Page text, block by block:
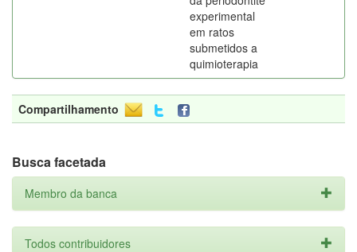
experimental
em ratos
submetidos a
quimioterapia
Compartilhamento
Busca facetada
Membro da banca
Todos contribuidores